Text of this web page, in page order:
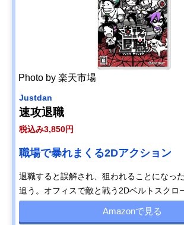
Photo by 楽天市場
Justdan
速攻退職
税込み3,850円
職場で暴れまくる2Dアクション
退職すると誤解され、狙われることになっ
追う。オフィスで敵と戦う2Dベルトスクロ
Amazonで見る